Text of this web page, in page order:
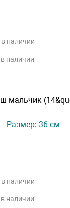
в наличии
в наличии
мальчик
Размер: 36 см
в наличии
в наличии